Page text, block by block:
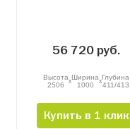
56 720 руб.
Высота
2506
xШирина
1000
xГлубина
411/413
Купить в 1 клик